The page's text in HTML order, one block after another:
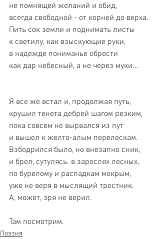
не помнящей желаний и обид,
всегда свободной - от корней до верха.
Пить сок земли и поднимать листы
к светилу, как взыскующие руки,
в надежде пониманье обрести
как дар небесный, а не через муки...
Я все же встал и, продолжая путь,
крушил тенета дебрей шагом резким,
пока совсем не вырвался из пут
и вышел к желто-алым перелескам.
Взбодрился было, но внезапно сник,
и брел, сутулясь. в зарослях лесных,
по бурелому и распадкам мокрым,
уже не веря в мыслящий тростник.
А, может, зря не верил.
Там посмотрим.
Поэзия